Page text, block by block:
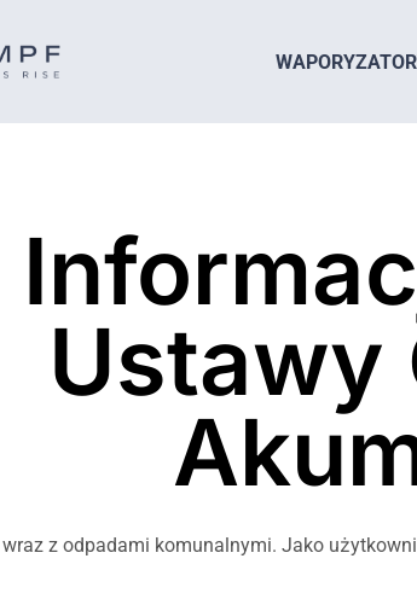
Ustawy
z odpadami komunalnymi. Jako